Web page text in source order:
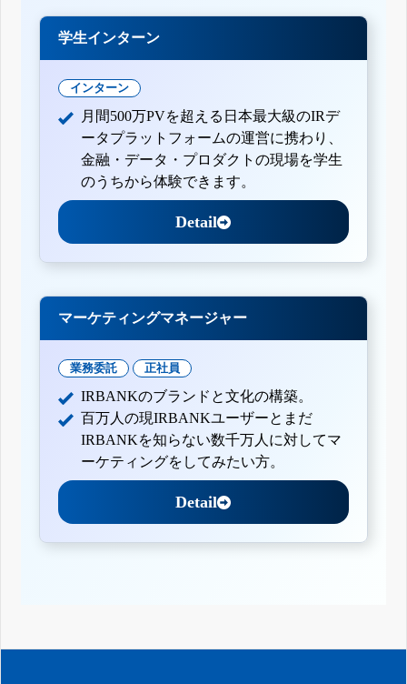
学生インターン
インターン
月間500万PVを超える日本最大級のIRデ
ータプラットフォームの運営に携わり、
金融・データ・プロダクトの現場を学生
のうちから体験できます。
Detail
マーケティングマネージャー
業務委託 正社員
IRBANKのブランドと文化の構築。
百万人の現IRBANKユーザーとまだ
IRBANKを知らない数千万人に対してマ
ーケティングをしてみたい方。
Detail